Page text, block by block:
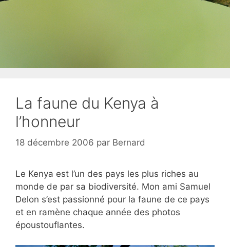
La faune du Kenya à
l’honneur
18 décembre 2006 par Bernard
Le Kenya est l’un des pays les plus riches au
monde de par sa biodiversité. Mon ami Samuel
Delon s’est passionné pour la faune de ce pays
et en ramène chaque année des photos
époustouflantes.